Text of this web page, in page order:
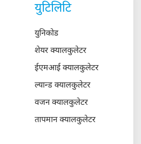
युटिलिटि
युनिकोड
शेयर क्यालकुलेटर
ईएमआई क्यालकुलेटर
ल्यान्ड क्यालकुलेटर
वजन क्यालकुलेटर
तापमान क्यालकुलेटर